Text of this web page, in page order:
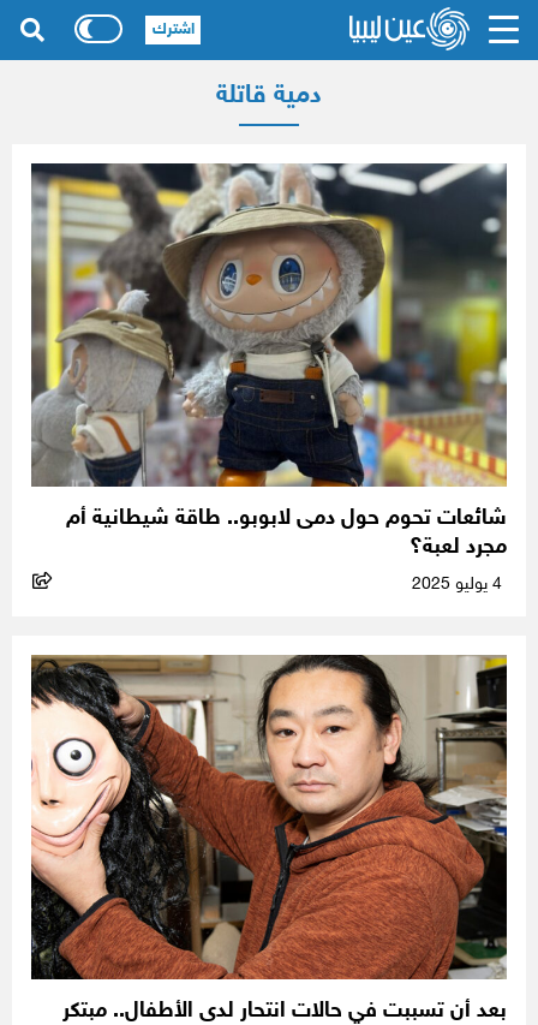
دمية قاتلة
شائعات تحوم حول دمى لابوبو.. طاقة شيطانية أم
مجرد لعبة؟
بعد أن تسببت في حالات انتحار لدى الأطفال.. مبتكر
اشترك